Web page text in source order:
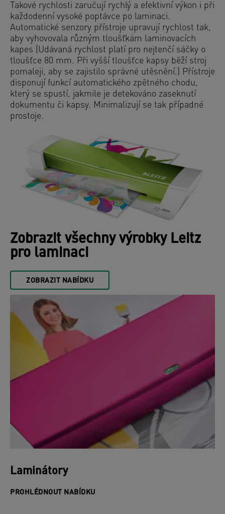
Takové rychlosti zaručují rychlý a efektivní výkon i při
každodenní vysoké poptávce po laminaci.
Automatické senzory přístroje upravují rychlost tak,
aby vyhovovala různým tloušťkám laminovacích
kapes (Udávaná rychlost platí pro nejtenčí sáčky o
tloušťce 80 mm. Při vyšší tloušťce kapsy běží stroj
pomaleji, aby se zajistilo správné utěsnění.) Přístroje
disponují funkcí automatického zpětného chodu,
který se spustí, jakmile je detekováno zaseknutí
dokumentu či kapsy. Minimalizují se tak případné
prostoje.
Zobrazit všechny výrobky Leitz
pro laminaci
ZOBRAZIT NABÍDKU
Laminátory
PROHLÉDNOUT NABÍDKU